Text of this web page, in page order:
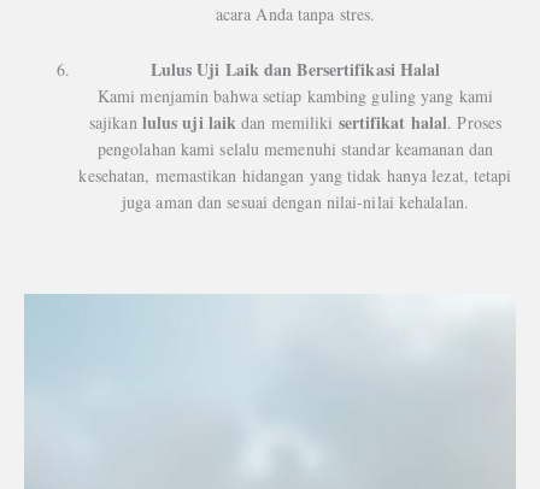
acara Anda tanpa stres.
Lulus Uji Laik dan Bersertifikasi Halal
Kami menjamin bahwa setiap kambing guling yang kami
sajikan lulus uji laik dan memiliki sertifikat halal. Proses
pengolahan kami selalu memenuhi standar keamanan dan
kesehatan, memastikan hidangan yang tidak hanya lezat, tetapi
juga aman dan sesuai dengan nilai-nilai kehalalan.